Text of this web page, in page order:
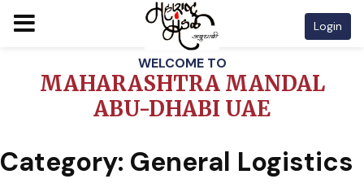
content
WELCOME TO
MAHARASHTRA MANDAL
ABU-DHABI UAE
Login
Category: General Logistics